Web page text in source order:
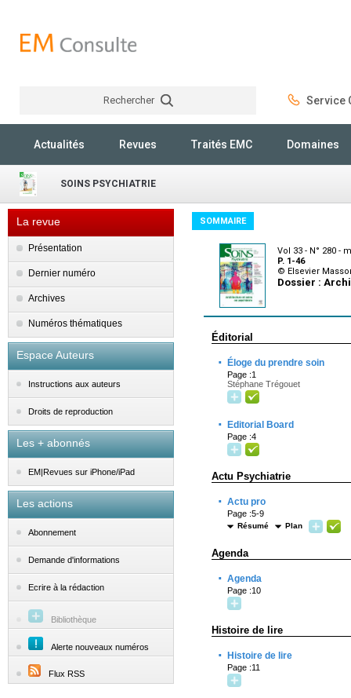
Rechercher Service
Actualités Revues Traités EMC Domaines
SOINS PSYCHIATRIE
La revue
Présentation
Dernier numéro
Archives
Numéros thématiques
Espace Auteurs
Instructions aux auteurs
Droits de reproduction
Les + abonnés
EM|Revues sur iPhone/iPad
Les actions
Abonnement
Demande d'informations
Ecrire à la rédaction
Bibliothèque
Alerte nouveaux numéros
Flux RSS
SOMMAIRE
Vol 33 - N° 280 -
P. 1-46
© Elsevier
Dossier :
Éditorial
· Éloge du prendre soin
Page :1
Stéphane Trégouet
· Editorial Board
Page :4
Actu Psychiatrie
· Actu pro
Page :5-9
Résumé Plan
Agenda
· Agenda
Page :10
Histoire de lire
· Histoire de lire
Page :11